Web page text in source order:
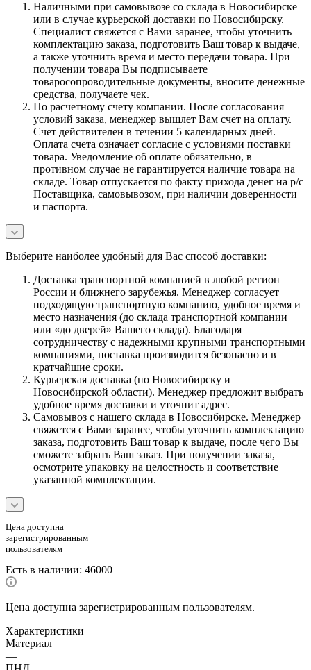
Наличными при самовывозе со склада в Новосибирске
или в случае курьерской доставки по Новосибирску.
Специалист свяжется с Вами заранее, чтобы уточнить
комплектацию заказа, подготовить Ваш товар к выдаче,
а также уточнить время и место передачи товара. При
получении товара Вы подписываете
товаросопроводительные документы, вносите денежные
средства, получаете чек.
По расчетному счету компании. После согласования
условий заказа, менеджер вышлет Вам счет на оплату.
Счет действителен в течении 5 календарных дней.
Оплата счета означает согласие с условиями поставки
товара. Уведомление об оплате обязательно, в
противном случае не гарантируется наличие товара на
складе. Товар отпускается по факту прихода денег на р/с
Поставщика, самовывозом, при наличии доверенности
и паспорта.
Выберите наиболее удобный для Вас способ доставки:
Доставка транспортной компанией в любой регион
России и ближнего зарубежья. Менеджер согласует
подходящую транспортную компанию, удобное время и
место назначения (до склада транспортной компании
или «до дверей» Вашего склада). Благодаря
сотрудничеству с надежными крупными транспортными
компаниями, поставка производится безопасно и в
кратчайшие сроки.
Курьерская доставка (по Новосибирску и
Новосибирской области). Менеджер предложит выбрать
удобное время доставки и уточнит адрес.
Самовывоз с нашего склада в Новосибирске. Менеджер
свяжется с Вами заранее, чтобы уточнить комплектацию
заказа, подготовить Ваш товар к выдаче, после чего Вы
сможете забрать Ваш заказ. При получении заказа,
осмотрите упаковку на целостность и соответствие
указанной комплектации.
Цена доступна
зарегистрированным
пользователям
Есть в наличии: 46000
Цена доступна зарегистрированным пользователям.
Характеристики
Материал
—